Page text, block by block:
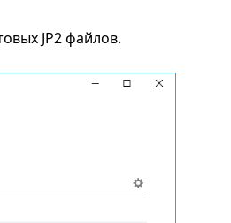
JP2 файлов.